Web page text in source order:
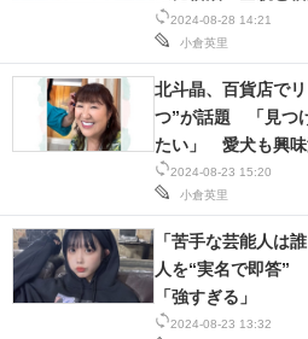
2024-08-28 14:21
小倉英里
2024-08-23 15:20
小倉英里
北斗晶、百貨店で
つ”が話題 「見つ
たい」 愛犬も興味
2024-08-23 13:32
「苦手な芸能人は
人を“実名で即答”
「強すぎる」